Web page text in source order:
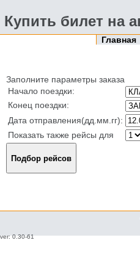
Купить билет
Главная
Заполните параметры заказа
Начало поездки:
Конец поездки:
Дата отправления(дд.мм.гг):
Показать также рейсы для
ver: 0.30-61